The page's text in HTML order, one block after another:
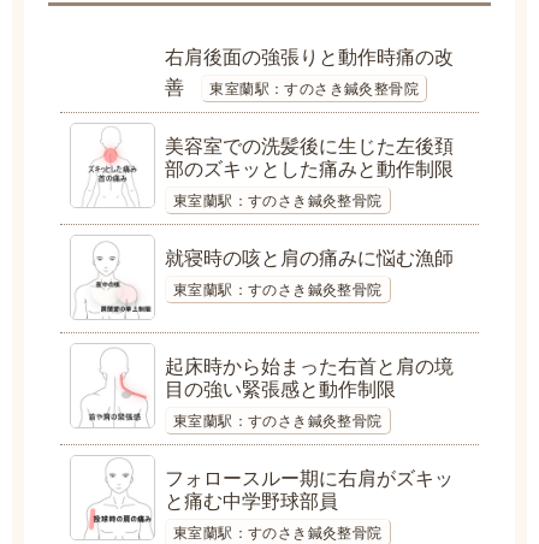
右肩後面の強張りと動作時痛の改
善
東室蘭駅：すのさき鍼灸整骨院
美容室での洗髪後に生じた左後頚
部のズキッとした痛みと動作制限
東室蘭駅：すのさき鍼灸整骨院
就寝時の咳と肩の痛みに悩む漁師
東室蘭駅：すのさき鍼灸整骨院
起床時から始まった右首と肩の境
目の強い緊張感と動作制限
東室蘭駅：すのさき鍼灸整骨院
フォロースルー期に右肩がズキッ
と痛む中学野球部員
東室蘭駅：すのさき鍼灸整骨院